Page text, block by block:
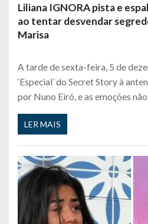
Liliana IGNORA pista e
ao tentar desvendar
Marisa
A tarde de sexta-feira, 5 de
‘Especial’ do Secret Story à
por Nuno Eiró, e as emoções
LER MAIS